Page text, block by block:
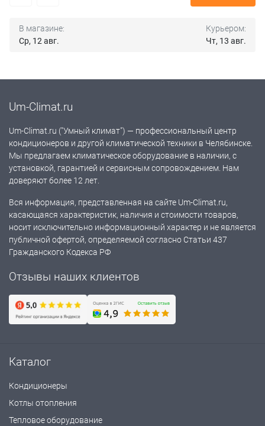
В магазине:
Ср, 12 авг.
Курьером:
Чт, 13 авг.
Um-Climat.ru
Um-Climat.ru ("Умный климат") — профессиональный центр
кондиционеров и другой климатической техники в Челябинске.
Мы предлагаем климатическое оборудование в наличии, с
установкой, гарантией и сервисным сопровождением. Нам
доверяют более 12 лет.
Вся информация, представленная на сайте Um-Climat.ru,
касающаяся характеристик, наличия и стоимости товаров,
носит исключительно информационный характер и не является
публичной офертой, определяемой согласно Статьи 437
Гражданского Кодекса РФ
Отзывы наших клиентов
Каталог
Кондиционеры
Котлы отопления
Тепловое оборудование